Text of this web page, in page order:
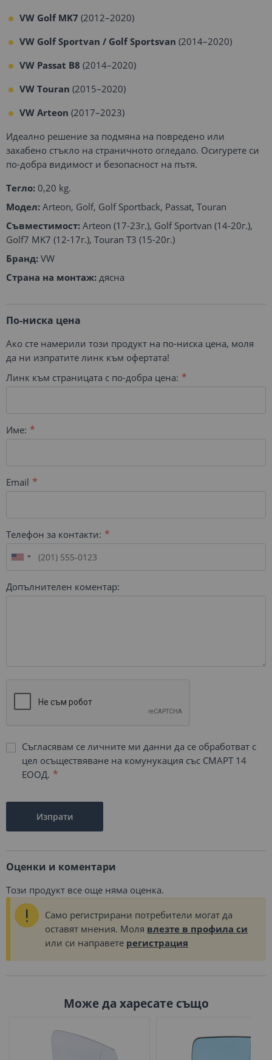
VW Golf MK7 (2012–2020)
VW Golf Sportvan / Golf Sportsvan (2014–2020)
VW Passat B8 (2014–2020)
VW Touran (2015–2020)
VW Arteon (2017–2023)
Идеално решение за подмяна на повредено или
захабено стъкло на страничното огледало. Осигурете си
по-добра видимост и безопасност на пътя.
Тегло: 0,20 kg.
Модел: Arteon, Golf, Golf Sportback, Passat, Touran
Съвместимост: Arteon (17-23г.), Golf Sportvan (14-20г.),
Golf7 MK7 (12-17г.), Touran T3 (15-20г.)
Бранд: VW
Страна на монтаж: дясна
По-ниска цена
Ако сте намерили този продукт на по-ниска цена, моля
да ни изпратите линк към офертата!
Линк към страницата с по-добра цена:
Име:
Email
Телефон за контакти:
Допълнителен коментар:
Съгласявам се личните ми данни да се обработват с
цел осъществяване на комунукация със СМАРТ 14
ЕООД.
Изпрати
Оценки и коментари
Този продукт все още няма оценка.
Само регистрирани потребители могат да
оставят мнения. Моля влезте в профила си
или си направете регистрация
Може да харесате също